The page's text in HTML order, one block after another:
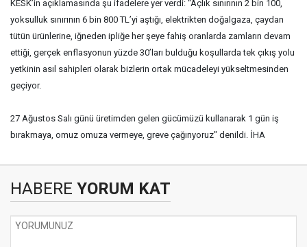
KESK’in açıklamasında şu ifadelere yer verdi: “Açlık sınırının 2 bin 100,
yoksulluk sınırının 6 bin 800 TL’yi aştığı, elektrikten doğalgaza, çaydan
tütün ürünlerine, iğneden ipliğe her şeye fahiş oranlarda zamların devam
ettiği, gerçek enflasyonun yüzde 30’ları bulduğu koşullarda tek çıkış yolu
yetkinin asıl sahipleri olarak bizlerin ortak mücadeleyi yükseltmesinden
geçiyor.
27 Ağustos Salı günü üretimden gelen gücümüzü kullanarak 1 gün iş
bırakmaya, omuz omuza vermeye, greve çağırıyoruz" denildi. İHA
HABERE YORUM KAT